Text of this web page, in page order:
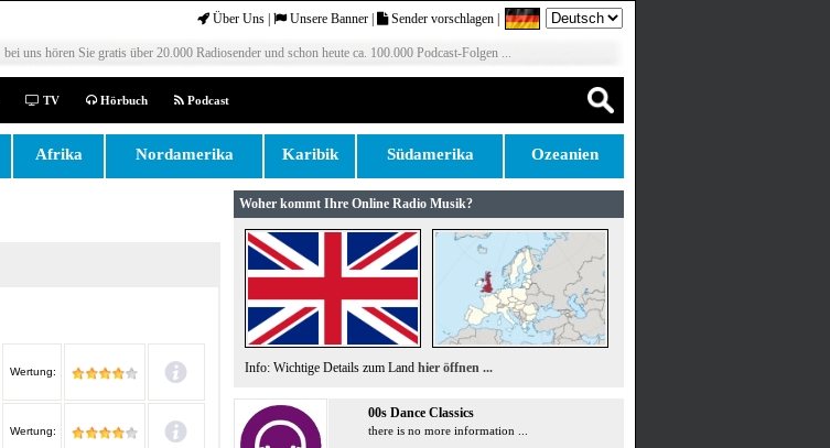
Über Uns Unsere Banner Sender vorschlagen
bei uns hören Sie gratis über 20.000 Radiosender und schon heute ca. 100.000 Podcast-Folgen ...
TV Hörbuch Podcast
Afrika Nordamerika Karibik Südamerika Ozeanien
Wertung:
Wertung:
Woher kommt Ihre Online Radio Musik?
Info: Wichtige Details zum Land hier öffnen ...
00s Dance Classics
there is no more information ...